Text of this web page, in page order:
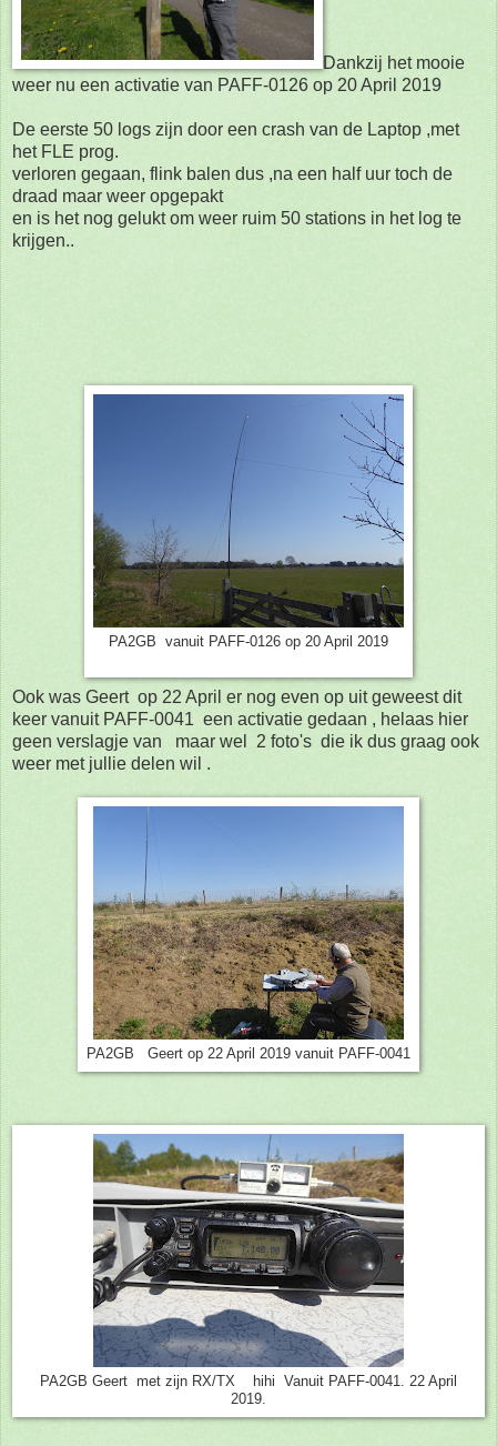
Dankzij het mooie
weer nu een activatie van PAFF-0126 op 20 April 2019
De eerste 50 logs zijn door een crash van de Laptop ,met
het FLE prog.
verloren gegaan, flink balen dus ,na een half uur toch de
draad maar weer opgepakt
en is het nog gelukt om weer ruim 50 stations in het log te
krijgen..
PA2GB vanuit PAFF-0126 op 20 April 2019
Ook was Geert op 22 April er nog even op uit geweest dit
keer vanuit PAFF-0041 een activatie gedaan , helaas hier
geen verslagje van maar wel 2 foto's die ik dus graag ook
weer met jullie delen wil .
PA2GB Geert op 22 April 2019 vanuit PAFF-0041
PA2GB Geert met zijn RX/TX hihi Vanuit PAFF-0041. 22 April
2019.